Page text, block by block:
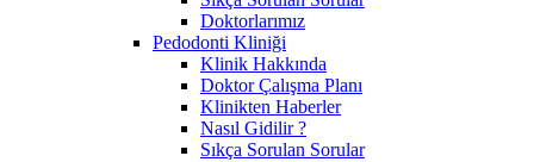
Doktorlarımız
Pedodonti Kliniği
Klinik Hakkında
Doktor Çalışma Planı
Klinikten Haberler
Nasıl Gidilir ?
Sıkça Sorulan Sorular